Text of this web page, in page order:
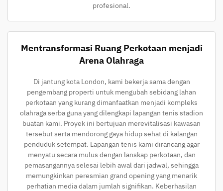
profesional.
Mentransformasi Ruang Perkotaan menjadi
Arena Olahraga
Di jantung kota London, kami bekerja sama dengan
pengembang properti untuk mengubah sebidang lahan
perkotaan yang kurang dimanfaatkan menjadi kompleks
olahraga serba guna yang dilengkapi lapangan tenis stadion
buatan kami. Proyek ini bertujuan merevitalisasi kawasan
tersebut serta mendorong gaya hidup sehat di kalangan
penduduk setempat. Lapangan tenis kami dirancang agar
menyatu secara mulus dengan lanskap perkotaan, dan
pemasangannya selesai lebih awal dari jadwal, sehingga
memungkinkan peresmian grand opening yang menarik
perhatian media dalam jumlah signifikan. Keberhasilan